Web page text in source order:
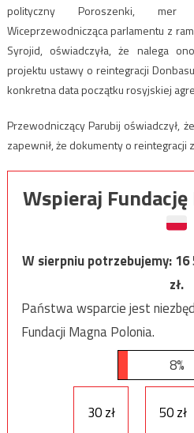
polityczny Poroszenki,
Wiceprzewodnicząca parlamentu z
Syrojid, oświadczyła, że nalega
projektu ustawy o reintegracji
konkretna data początku rosyjskiej
Przewodniczący Parubij oświadczył,
zapewnił, że dokumenty o reintegracji
Wspieraj
W sierpniu potrzebujemy:16
zł.
Państwa wsparcie jest
Fundacji Magna Polonia.
8%
30 zł 50 zł